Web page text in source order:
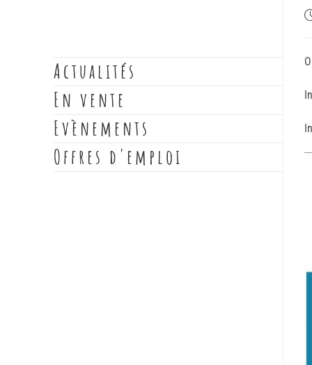
Actualités
En vente
Evènements
Offres d'emploi